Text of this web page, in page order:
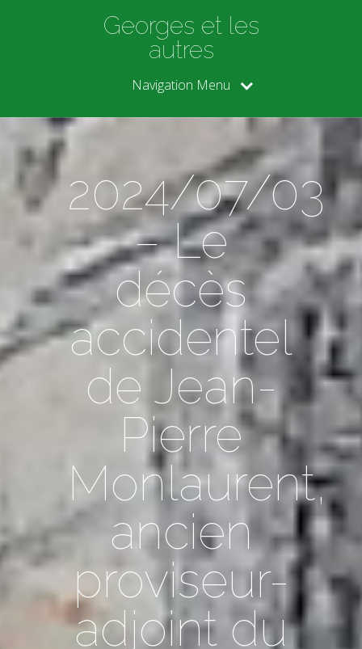
Georges et les
autres
Navigation Menu
2024/07/03
– Le
décès
accidentel
de Jean-
Pierre
Monlaurent,
ancien
proviseur-
adjoint du